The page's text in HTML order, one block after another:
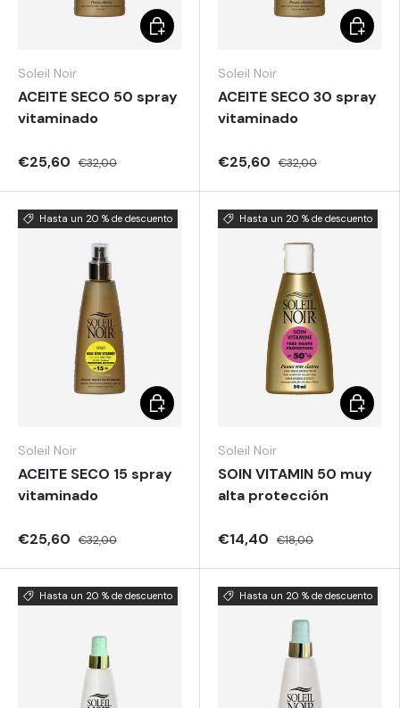
Soleil Noir
ACEITE SECO 50 spray
vitaminado
€25,60 €32,00
Elegir opciones
Soleil Noir
ACEITE SECO 30 spray
vitaminado
€25,60 €32,00
Elegir
Hasta un 20 % de descuento
Soleil Noir
ACEITE SECO 15 spray
vitaminado
€25,60 €32,00
Elegir opciones
Hasta un 20 % de descuento
Soleil Noir
SOIN VITAMIN 50 muy
alta protección
€14,40 €18,00
Elegir
Hasta un 20 % de descuento Hasta un 20 % de descuento